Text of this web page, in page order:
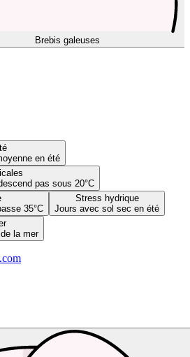
Brebis galeuses
en été
pas sous 20°C
35°C
Stress hydrique
Jours avec sol sec en été
la mer